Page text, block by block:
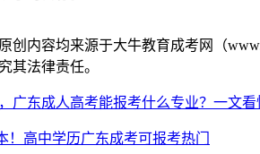
创内容均来源于大牛教育成考网（
其法律责任。
广东成人高考能报考什么专业？一文看
！高中学历广东成考可报考热门